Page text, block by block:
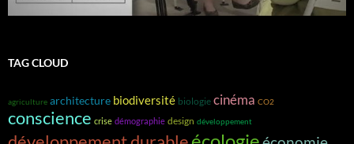
TAG CLOUD
agriculture architecture biodiversité biologie cinéma CO2
conscience crise démographie design développement